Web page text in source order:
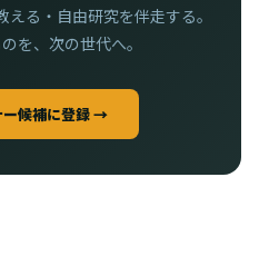
る・自由研究を伴走する。
を、次の世代へ。
ー候補に登録 →